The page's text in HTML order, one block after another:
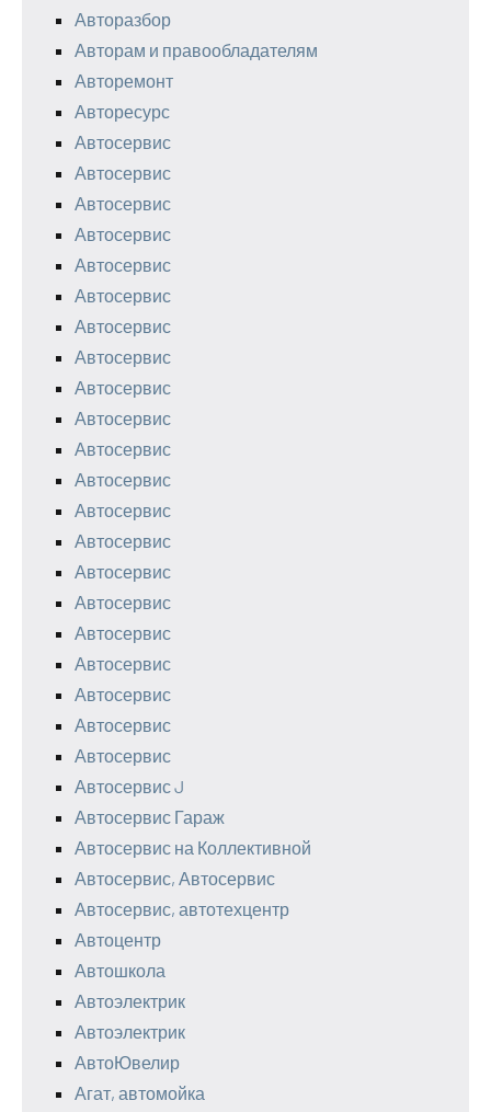
Авторазбор
Авторам и правообладателям
Авторемонт
Авторесурс
Автосервис
Автосервис
Автосервис
Автосервис
Автосервис
Автосервис
Автосервис
Автосервис
Автосервис
Автосервис
Автосервис
Автосервис
Автосервис
Автосервис
Автосервис
Автосервис
Автосервис
Автосервис
Автосервис
Автосервис
Автосервис
Автосервис J
Автосервис Гараж
Автосервис на Коллективной
Автосервис, Автосервис
Автосервис, автотехцентр
Автоцентр
Автошкола
Автоэлектрик
Автоэлектрик
АвтоЮвелир
Агат, автомойка